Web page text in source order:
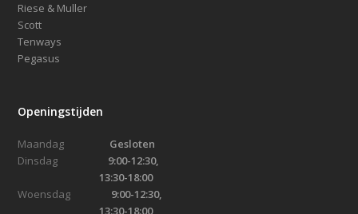
Riese & Muller
Scott
Tenways
Pegasus
Openingstijden
Maandag Gesloten
Dinsdag 9:00-12:30,
13:30-18:00
Woensdag
9:00-12:30,